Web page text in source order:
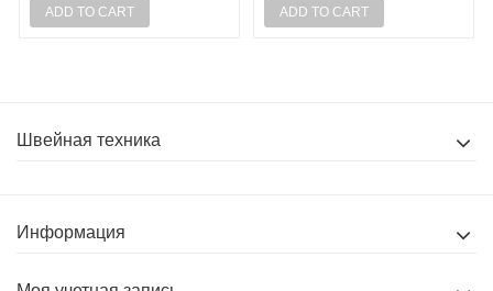
ADD TO CART ADD TO CART
Швейная техника
Информация